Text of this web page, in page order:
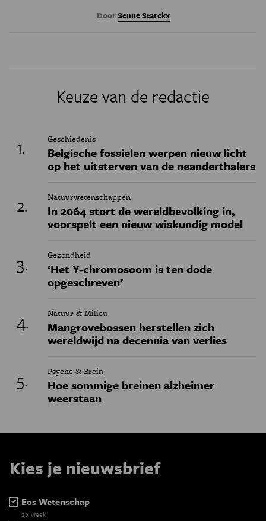
DoorSenne Starckx
Keuze van de redactie
Geschiedenis
Belgische fossielen werpen nieuw licht
op het uitsterven van de neanderthalers
Natuurwetenschappen
In 2064 stort de wereldbevolking in,
voorspelt een nieuw wiskundig model
Gezondheid
‘Het Y-chromosoom is ten dode
opgeschreven’
Natuur & Milieu
Mangrovebossen herstellen zich
wereldwijd na decennia van verlies
Psyche & Brein
Hoe sommige breinen alzheimer
weerstaan
Kies je nieuwsbrief
Eos Wetenschap
2 x week